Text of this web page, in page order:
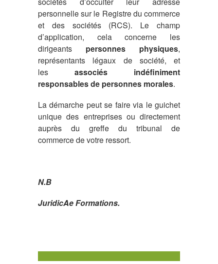
personnelle sur le Registre du commerce
et des sociétés (RCS). Le champ
d’application, cela concerne les
dirigeants personnes physiques,
représentants légaux de société, et
les associés indéfiniment
responsables de personnes morales.
La démarche peut se faire via le guichet
unique des entreprises ou directement
auprès du greffe du tribunal de
commerce de votre ressort.
N.B
JuridicAe Formations.